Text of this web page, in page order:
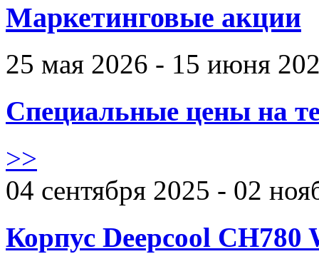
Маркетинговые акции
25 мая 2026 - 15 июня
Специальные цены на
>>
04 сентября 2025 - 02
Корпус Deepcool CH780